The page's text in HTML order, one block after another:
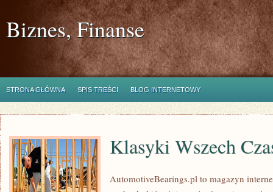
Biznes, Finanse
STRONA GŁÓWNA SPIS TREŚCI BLOG INTERNETOWY
Klasyki Wszech
AutomotiveBearings.pl to magazyn